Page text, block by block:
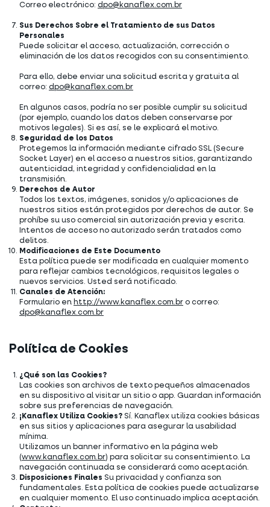
Correo electrónico: dpo@kanaflex.com.br
Sus Derechos Sobre el Tratamiento de sus Datos
Personales
Puede solicitar el acceso, actualización, corrección o
eliminación de los datos recogidos con su consentimiento.
Para ello, debe enviar una solicitud escrita y gratuita al
correo: dpo@kanaflex.com.br
En algunos casos, podría no ser posible cumplir su solicitud
(por ejemplo, cuando los datos deben conservarse por
motivos legales). Si es así, se le explicará el motivo.
Seguridad de los Datos
Protegemos la información mediante cifrado SSL (Secure
Socket Layer) en el acceso a nuestros sitios, garantizando
autenticidad, integridad y confidencialidad en la
transmisión.
Derechos de Autor
Todos los textos, imágenes, sonidos y/o aplicaciones de
nuestros sitios están protegidos por derechos de autor. Se
prohíbe su uso comercial sin autorización previa y escrita.
Intentos de acceso no autorizado serán tratados como
delitos.
Modificaciones de Este Documento
Esta política puede ser modificada en cualquier momento
para reflejar cambios tecnológicos, requisitos legales o
nuevos servicios. Usted será notificado.
Canales de Atención:
Formulario en http://www.kanaflex.com.br o correo:
dpo@kanaflex.com.br
Política de Cookies
¿Qué son las Cookies?
Las cookies son archivos de texto pequeños almacenados
en su dispositivo al visitar un sitio o app. Guardan información
sobre sus preferencias de navegación.
¡Kanaflex Utiliza Cookies? Sí. Kanaflex utiliza cookies básicas
en sus sitios y aplicaciones para asegurar la usabilidad
mínima.
Utilizamos un banner informativo en la página web
(www.kanaflex.com.br) para solicitar su consentimiento. La
navegación continuada se considerará como aceptación.
Disposiciones Finales Su privacidad y confianza son
fundamentales. Esta política de cookies puede actualizarse
en cualquier momento. El uso continuado implica aceptación.